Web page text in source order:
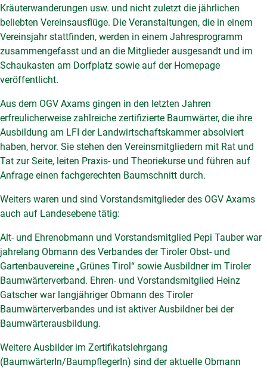
Kräuterwanderungen usw. und nicht zuletzt die jährlichen
beliebten Vereinsausflüge. Die Veranstaltungen, die in einem
Vereinsjahr stattfinden, werden in einem Jahresprogramm
zusammengefasst und an die Mitglieder ausgesandt und im
Schaukasten am Dorfplatz sowie auf der Homepage
veröffentlicht.
Aus dem OGV Axams gingen in den letzten Jahren
erfreulicherweise zahlreiche zertifizierte Baumwärter, die ihre
Ausbildung am LFI der Landwirtschaftskammer absolviert
haben, hervor. Sie stehen den Vereinsmitgliedern mit Rat und
Tat zur Seite, leiten Praxis- und Theoriekurse und führen auf
Anfrage einen fachgerechten Baumschnitt durch.
Weiters waren und sind Vorstandsmitglieder des OGV Axams
auch auf Landesebene tätig:
Alt- und Ehrenobmann und Vorstandsmitglied Pepi Tauber war
jahrelang Obmann des Verbandes der Tiroler Obst- und
Gartenbauvereine „Grünes Tirol“ sowie Ausbildner im Tiroler
Baumwärterverband. Ehren- und Vorstandsmitglied Heinz
Gatscher war langjähriger Obmann des Tiroler
Baumwärterverbandes und ist aktiver Ausbildner bei der
Baumwärterausbildung.
Weitere Ausbilder im Zertifikatslehrgang
(BaumwärterIn/BaumpflegerIn) sind der aktuelle Obmann